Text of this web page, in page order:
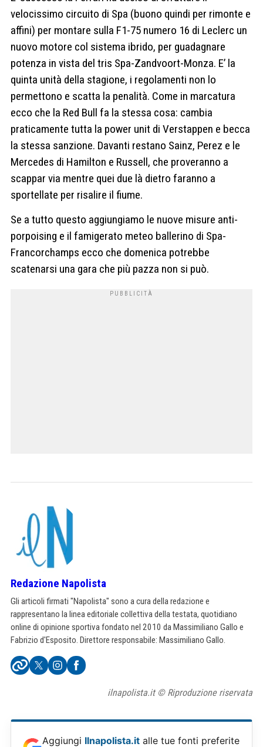
velocissimo circuito di Spa (buono quindi per rimonte e
affini) per montare sulla F1-75 numero 16 di Leclerc un
nuovo motore col sistema ibrido, per guadagnare
potenza in vista del tris Spa-Zandvoort-Monza. E’ la
quinta unità della stagione, i regolamenti non lo
permettono e scatta la penalità. Come in marcatura
ecco che la Red Bull fa la stessa cosa: cambia
praticamente tutta la power unit di Verstappen e becca
la stessa sanzione. Davanti restano Sainz, Perez e le
Mercedes di Hamilton e Russell, che proveranno a
scappar via mentre quei due là dietro faranno a
sportellate per risalire il fiume.
Se a tutto questo aggiungiamo le nuove misure anti-
porpoising e il famigerato meteo ballerino di Spa-
Francorchamps ecco che domenica potrebbe
scatenarsi una gara che più pazza non si può.
Redazione Napolista
Gli articoli firmati "Napolista" sono a cura della redazione e
rappresentano la linea editoriale collettiva della testata, quotidiano
online di opinione sportiva fondato nel 2010 da Massimiliano Gallo e
Fabrizio d'Esposito. Direttore responsabile: Massimiliano Gallo.
ilnapolista.it © Riproduzione riservata
Aggiungi Ilnapolista.it alle tue fonti preferite